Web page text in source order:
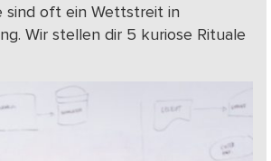
sind oft ein Wettstreit in
Wir stellen dir 5 kuriose Rituale